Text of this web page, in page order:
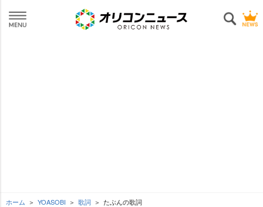
ホーム YOASOBI 歌詞 たぶんの歌詞